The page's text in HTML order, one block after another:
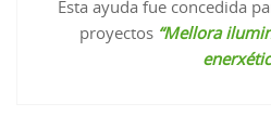
Esta ayuda fue concedida
proyectos “Mellora